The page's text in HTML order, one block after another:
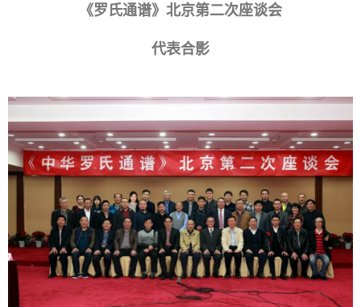
《罗氏通谱》北京第二次座谈会
代表合影